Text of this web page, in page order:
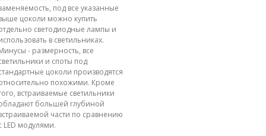
под все указанные
цоколи можно купить
светодиодные лампы и
в светильниках.
- размерность, все
и споты под
цоколи производятся
похожими. Кроме
встраиваемые светильники
большей глубиной
части по сравнению
LED модулями.